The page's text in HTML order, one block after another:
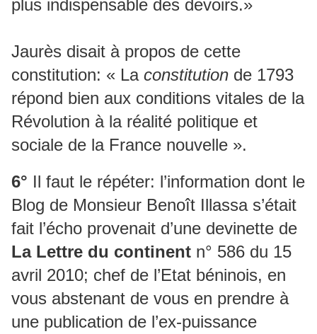
plus indispensable des devoirs.»
Jaurès disait à propos de cette
constitution: « La constitution de 1793
répond bien aux conditions vitales de la
Révolution à la réalité politique et
sociale de la France nouvelle ».
6° Il faut le répéter: l’information dont le
Blog de Monsieur Benoît Illassa s’était
fait l’écho provenait d’une devinette de
La Lettre du continent n° 586 du 15
avril 2010; chef de l’Etat béninois, en
vous abstenant de vous en prendre à
une publication de l’ex-puissance